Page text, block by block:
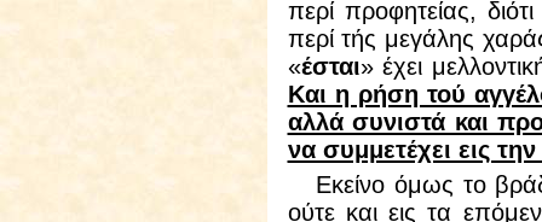
περί προφητείας,
περί τής μεγάλης
«έσται» έχει
Και η ρήση τού
αλλά συνιστά και
να συμμετέχει εις
Εκείνο όμως το
ούτε και εις τα